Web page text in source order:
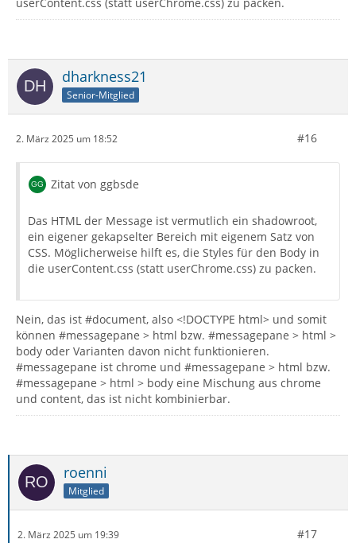
userContent.css (statt userChrome.css) zu packen.
dharkness21
Senior-Mitglied
2. März 2025 um 18:52 #16
Zitat von ggbsde
Das HTML der Message ist vermutlich ein shadowroot,
ein eigener gekapselter Bereich mit eigenem Satz von
CSS. Möglicherweise hilft es, die Styles für den Body in
die userContent.css (statt userChrome.css) zu packen.
Nein, das ist #document, also <!DOCTYPE html> und somit
können #messagepane > html bzw. #messagepane > html >
body oder Varianten davon nicht funktionieren.
#messagepane ist chrome und #messagepane > html bzw.
#messagepane > html > body eine Mischung aus chrome
und content, das ist nicht kombinierbar.
roenni
Mitglied
2. März 2025 um 19:39 #17